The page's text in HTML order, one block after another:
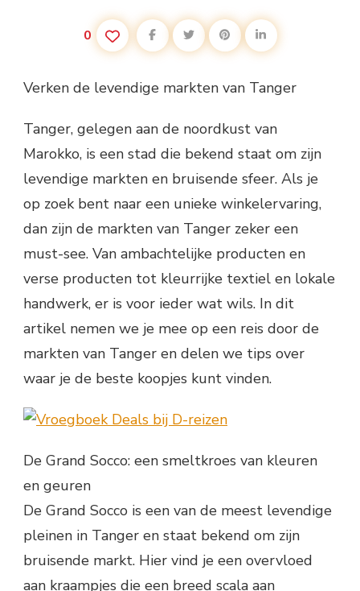
0
Verken de levendige markten van Tanger
Tanger, gelegen aan de noordkust van
Marokko, is een stad die bekend staat om zijn
levendige markten en bruisende sfeer. Als je
op zoek bent naar een unieke winkelervaring,
dan zijn de markten van Tanger zeker een
must-see. Van ambachtelijke producten en
verse producten tot kleurrijke textiel en lokale
handwerk, er is voor ieder wat wils. In dit
artikel nemen we je mee op een reis door de
markten van Tanger en delen we tips over
waar je de beste koopjes kunt vinden.
De Grand Socco: een smeltkroes van kleuren
en geuren
De Grand Socco is een van de meest levendige
pleinen in Tanger en staat bekend om zijn
bruisende markt. Hier vind je een overvloed
aan kraampjes die een breed scala aan